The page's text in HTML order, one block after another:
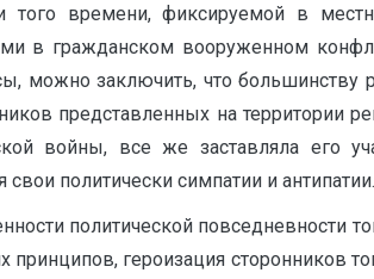
того времени, фиксируемой в
в гражданском вооруженном
можно заключить, что
представленных на территории
войны, все же заставляла его
политически симпатии и антипатии.
политической повседневности
героизация сторонников